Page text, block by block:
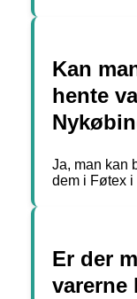
Kan
hente
Ja, man kan
dem i Føtex
Er der
varerne